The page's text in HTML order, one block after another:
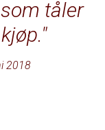
tåler
2018